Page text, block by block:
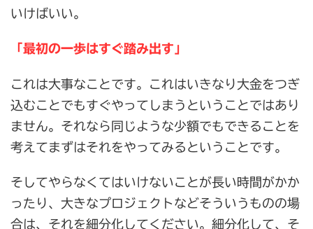
いけばいい。
「最初の一歩はすぐ踏み出す」
これは大事なことです。これはいきなり大金をつぎ
込むことでもすぐやってしまうということではあり
ません。それなら同じような少額でもできることを
考えてまずはそれをやってみるということです。
そしてやらなくてはいけないことが長い時間がかか
ったり、大きなプロジェクトなどそういうものの場
合は、それを細分化してください。細分化して、そ